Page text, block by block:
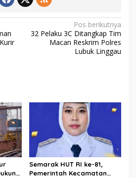
Pos berikutnya
32 Pelaku 3C Ditangkap Tim
Macan Reskrim Polres
Lubuk Linggau
Semarak HUT RI ke-81,
Pemerintah Kecamatan